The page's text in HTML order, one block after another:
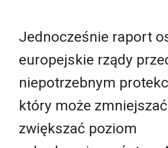
Jednocześnie raport
europejskie rządy
niepotrzebnym
który może
zwiększać poziom